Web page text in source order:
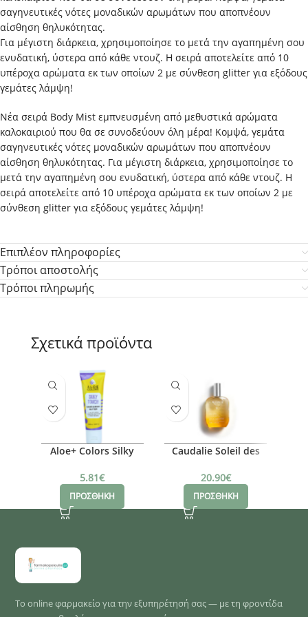
σαγηνευτικές νότες μοναδικών αρωμάτων που αποπνέουν
αίσθηση θηλυκότητας.
Για μέγιστη διάρκεια, χρησιμοποίησε το μετά την αγαπημένη σου
ενυδατική, ύστερα από κάθε ντουζ. Η σειρά αποτελείτε από 10
υπέροχα αρώματα εκ των οποίων 2 με σύνθεση glitter για εξόδους
γεμάτες λάμψη!
Νέα σειρά Body Mist εμπνευσμένη από μεθυστικά αρώματα
καλοκαιριού που θα σε συνοδεύουν όλη μέρα! Κομψά, γεμάτα
σαγηνευτικές νότες μοναδικών αρωμάτων που αποπνέουν
αίσθηση θηλυκότητας. Για μέγιστη διάρκεια, χρησιμοποίησε το
μετά την αγαπημένη σου ενυδατική, ύστερα από κάθε ντουζ. Η
σειρά αποτελείτε από 10 υπέροχα αρώματα εκ των οποίων 2 με
σύνθεση glitter για εξόδους γεμάτες λάμψη!
Επιπλέον πληροφορίες
Τρόποι αποστολής
Τρόποι πληρωμής
Σχετικά προϊόντα
Aloe+ Colors Silky
150ml
5.81€
ΠΡΟΣΘΗΚΗ
Caudalie Soleil des
20.90€
ΠΡΟΣΘΗΚΗ
Το online φαρμακείο για την εξυπηρέτησή σας — με τη φροντίδα